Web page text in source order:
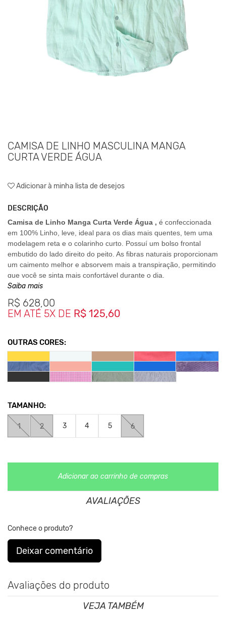
CAMISA DE LINHO MASCULINA MANGA
CURTA VERDE ÁGUA
Adicionar à minha lista de desejos
DESCRIÇÃO
Camisa de Linho Manga Curta Verde Água , é confeccionada
em 100% Linho, leve, ideal para os dias mais quentes, tem uma
modelagem reta e o colarinho curto. Possuí um bolso frontal
embutido do lado direito do peito. As fibras naturais proporcionam
um caimento melhor e absorvem mais a transpiração, permitindo
que você se sinta mais confortável durante o dia.
Costurada com linha
Botões de Poliéster.
1y - Largura 50cm / Comprimento 71cm
2y - Largura 52cm / Comprimento 73cm
5y - Largura 58cm / Comprimento 79cm
6y - Largura 60cm / Comprimento 81cm
*As medidas podem sofrer variação de até 2 cm.
Para saber mais sobre a manutenção de suas
Saiba mais
R$ 628,00
EM ATÉ 5X DE R$ 125,60
OUTRAS CORES:
TAMANHO:
1 2 3 4 5 6
Adicionar ao carrinho de compras
AVALIAÇÕES
Conhece o produto?
Deixar comentário
Avaliações do produto
VEJA TAMBÉM